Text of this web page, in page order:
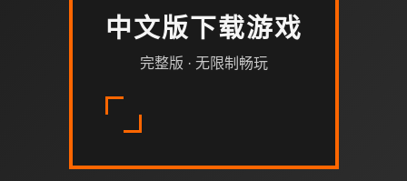
中文版下载游戏
完整版 · 无限制畅玩